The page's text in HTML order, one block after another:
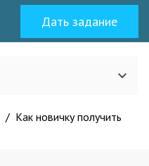
Дать задание
/ Как новичку получить